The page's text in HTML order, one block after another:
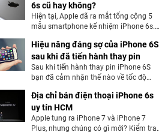
6s cũ hay không?
Hiện tại, Apple đã ra mắt tổng cộng 5
mẫu smartphone kế nhiệm iPhone 6s.
iPhone 6s vẫn còn chỗ đứng trên thị
trường điện thoại khi so sánh với những
ông lớn hay những sản phẩm kế nhiệm
? Trong tầm giá 5 triệu, liệu có nên mua
Hiệu năng đáng sợ của iPhone 6S
sau khi đã tiến hành thay pin
Sau khi tiến hành thay pin iPhone 6S
bạn đã cảm nhận thế nào về tốc độ
lại chưa?
Địa chỉ bán điện thoại iPhone 6s
uy tín HCM
Apple tung ra iPhone 7 và iPhone 7
Plus, nhưng chúng có gì mới? Kiểm tra